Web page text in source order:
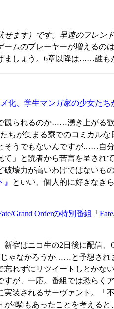
ます）です。早速のフレン
ムのプレーヤーが増えるの
ましょう。6章以降は……誰も
化、学生マンガ家の少女たち
られるのか……湧き上がる歓
ちが集まる寮でのコミカル
うでもないんですが……自
」と読者から苦言を呈され
破壊力が高いわけではない
といい、個人的に好きなき
Grand Orderの特別番組「
宿はニコ生の2日後に配信
ゃなかろうか……と予想さ
忘れずにリツイートしとか
が、一応。番組では恐らく
装されるサーヴァント。「
4騎もあったことを考える